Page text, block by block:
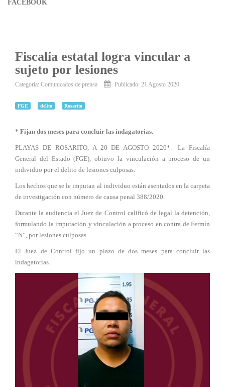
FACEBOOK
Fiscalía estatal logra vincular a
sujeto por lesiones
Categoría: Comunicados de prensa Publicado: 21 Agosto 2020
FGE delito Rosarito
* Fijan dos meses para concluir las indagatorias.
PLAYAS DE ROSARITO, A 20 DE AGOSTO 2020*.- La Fiscalía
General del Estado (FGE), obtuvo la vinculación a proceso de un
individuo por el delito de lesiones culposas.
Los hechos que se le imputan al individuo están asentados en la carpeta
de investigación con número de causa penal 388/2020.
Durante la audiencia el Juez de Control calificó de legal la detención,
formulando la imputación y vinculación a proceso en contra de Fermín
“N”, por lesiones culposas.
El Juez de Control fijo un plazo de dos meses para concluir las
indagatorias.